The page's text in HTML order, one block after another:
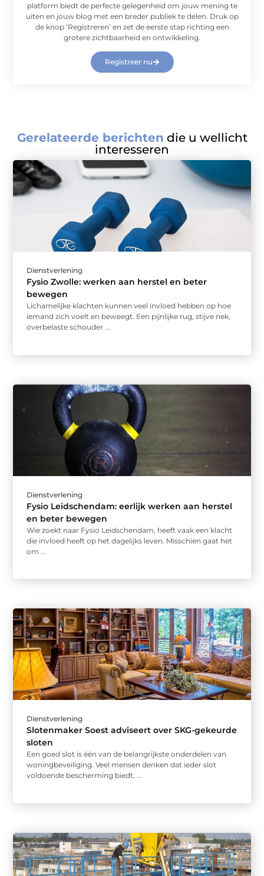
platform biedt de perfecte gelegenheid om jouw mening te
uiten en jouw blog met een breder publiek te delen. Druk op
de knop ‘Registreren’ en zet de eerste stap richting een
grotere zichtbaarheid en ontwikkeling.
Registreer nu
Gerelateerde berichten die u wellicht
interesseren
Dienstverlening
Fysio Zwolle: werken aan herstel en beter
bewegen
Lichamelijke klachten kunnen veel invloed hebben op hoe
iemand zich voelt en beweegt. Een pijnlijke rug, stijve nek,
overbelaste schouder ...
Dienstverlening
Fysio Leidschendam: eerlijk werken aan herstel
en beter bewegen
Wie zoekt naar Fysio Leidschendam, heeft vaak een klacht
die invloed heeft op het dagelijks leven. Misschien gaat het
om ...
Dienstverlening
Slotenmaker Soest adviseert over SKG-gekeurde
sloten
Een goed slot is één van de belangrijkste onderdelen van
woningbeveiliging. Veel mensen denken dat ieder slot
voldoende bescherming biedt, ...